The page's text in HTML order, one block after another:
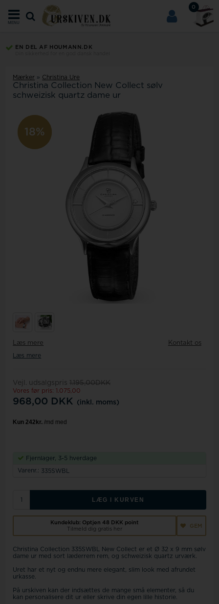
0
MENU
EN DEL AF HOUMANN.DK
Mærker » Christina Ure
Christina Collection New Collect sølv
schweizisk quartz dame ur
10%
18%
Læs mere Kontakt os
Læs mere
Vejl. udsalgspris 1.195,00DKK
Vores før pris: 1.075,00
968,00 DKK (inkl. moms)
Fjernlager, 3-5 hverdage
Varenr.: 335SWBL
LÆG I KURVEN
Kundeklub: Optjen 48 DKK point
Tilmeld dig gratis her
GEM
Christina Collection 335SWBL New Collect er et Ø 32 x 9 mm sølv
dame ur med sort læderrem rem, og schweizisk quartz urværk.
Uret har et nyt og endnu mere elegant, slim look med afrundet
urkasse.
På urskiven kan der indsættes de mange små elementer, så du
kan personalisere dit ur eller skrive din egen lille historie.